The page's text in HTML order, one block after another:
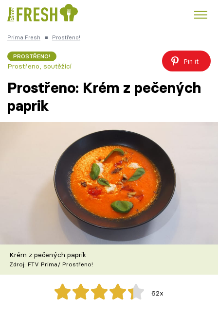
Česká kuchyně
TV Program
Recepty z TV
Speciál: Cuketa
Těhotnej kuchař
Prima Fresh ■ Prostřeno!
PROSTŘENO!
Prostřeno, soutěžící
Pin it
Prostřeno: Krém z pečených
paprik
Krém z pečených paprik
Zdroj: FTV Prima/ Prostřeno!
62x